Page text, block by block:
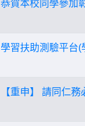
恭賀本校同學參加
學習扶助測驗平台(
【重申】 請同仁